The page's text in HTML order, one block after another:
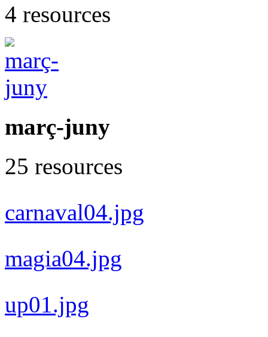
4 resources
març-juny
25 resources
carnaval04.jpg
magia04.jpg
up01.jpg